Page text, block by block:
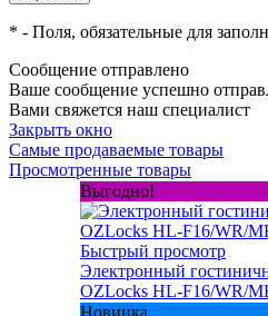
* - Поля, обязательные для
Сообщение отправлено
Ваше сообщение успешно
Вами свяжется наш специалист
Закрыть окно
Самые продаваемые товары
Просмотренные товары
Выгодно!
Быстрый просмотр
Электронный
OZLocks HL-F16/WR/
Новинка